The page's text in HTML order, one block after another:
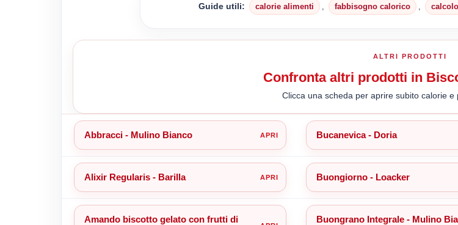
Guide utili: calorie alimenti fabbisogno calorico
ALTRI PRODOTTI
Confronta altri prodotti in
Clicca una scheda per aprire subito calorie e
Abbracci - Mulino Bianco Bucanevica - Doria
Alixir Regularis - Barilla Buongiorno - Loacker
Amando biscotto gelato con frutti di
Buongrano Integrale - Mulino